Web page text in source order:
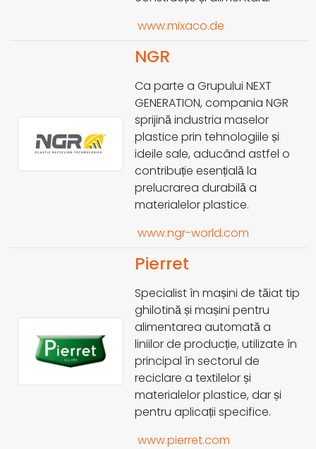
www.mixaco.de
NGR
Ca parte a Grupului NEXT
GENERATION, compania NGR
sprijină industria maselor
plastice prin tehnologiile și
ideile sale, aducând astfel o
contribuție esențială la
prelucrarea durabilă a
materialelor plastice.
www.ngr-world.com
Pierret
Specialist în mașini de tăiat tip
ghilotină și mașini pentru
alimentarea automată a
liniilor de producție, utilizate în
principal în sectorul de
reciclare a textilelor și
materialelor plastice, dar și
pentru aplicații specifice.
www.pierret.com